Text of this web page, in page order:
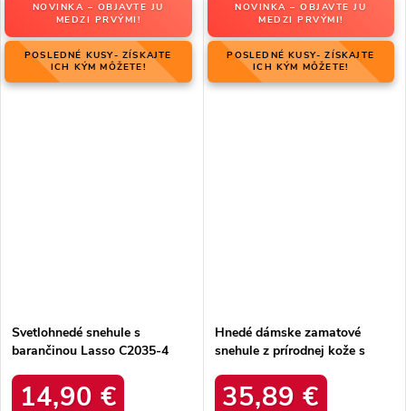
NOVINKA – OBJAVTE JU
MEDZI PRVÝMI!
POSLEDNÉ KUSY- ZÍSKAJTE
ICH KÝM MÔŽETE!
Svetlohnedé snehule s
barančinou Lasso C2035-4
14,90 €
NOVINKA – OBJAVTE JU
MEDZI PRVÝMI!
POSLEDNÉ KUSY- ZÍSKAJTE
ICH KÝM MÔŽETE!
Hnedé dámske zamatové
snehule z prírodnej kože s
produktu W5821 COFFEE
35,89 €